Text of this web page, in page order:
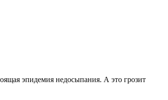
эпидемия недосыпания. А это грозит